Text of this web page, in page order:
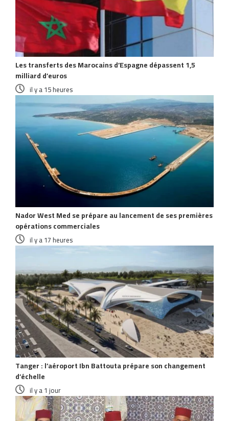
Les transferts des Marocains d’Espagne dépassent 1,5
milliard d’euros
il y a 15 heures
Nador West Med se prépare au lancement de ses premières
opérations commerciales
il y a 17 heures
Tanger : l’aéroport Ibn Battouta prépare son changement
d’échelle
il y a 1 jour